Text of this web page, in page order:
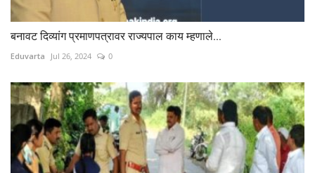
बनावट दिव्यांग प्रमाणपत्रावर राज्यपाल काय म्हणाले...
Eduvarta Jul 26, 2024 0